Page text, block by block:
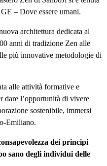
– Dove essere umani.
architettura dedicata al
anni di tradizione Zen alle
più innovative metodologie di
alle attività formative e
dare l’opportunità di vivere
sostenibile, immersi
Emiliano.
dei principi
sano degli individui delle